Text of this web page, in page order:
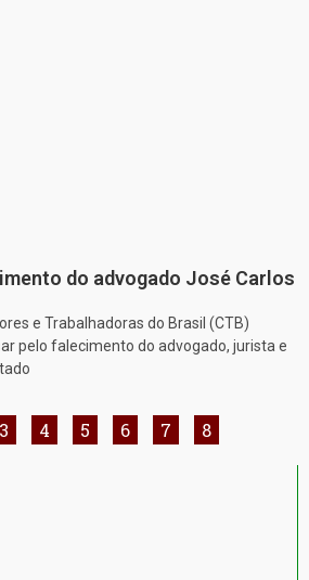
do advogado José Carlos
e Trabalhadoras do Brasil (CTB)
pelo falecimento do advogado, jurista e
3 4 5 6 7 8